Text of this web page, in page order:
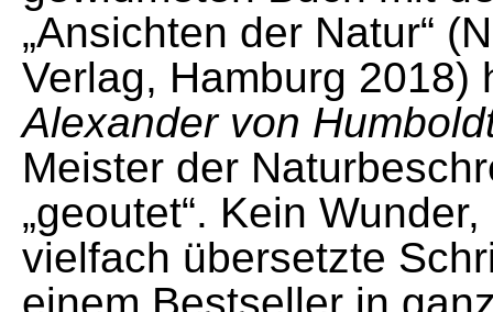
„Ansichten der Natur“
Verlag, Hamburg 2018)
Alexander von
Meister der
„geoutet“. Kein
vielfach übersetzte